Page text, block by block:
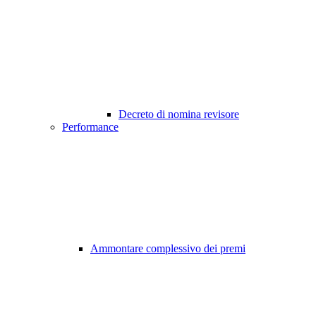
Decreto di nomina revisore
Performance
Ammontare complessivo dei premi